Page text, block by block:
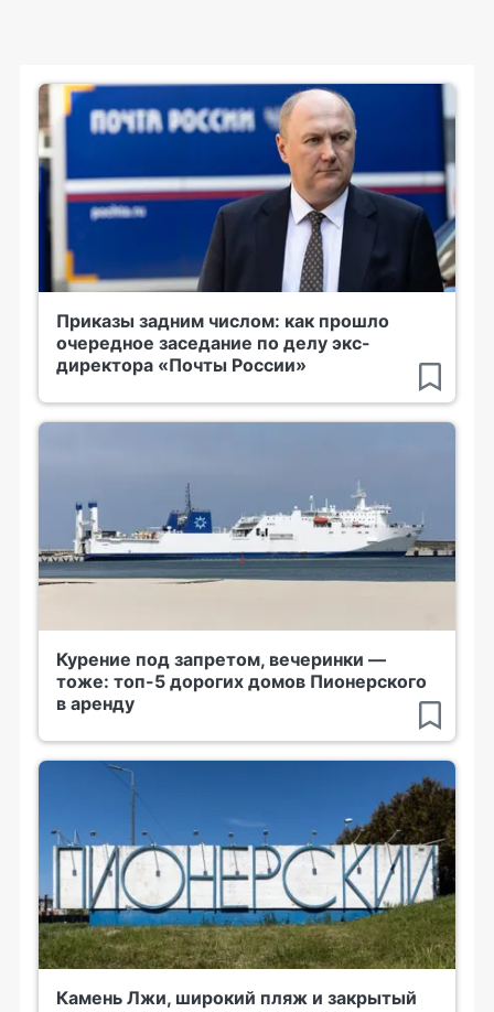
Приказы задним числом: как прошло
очередное заседание по делу экс-
директора «Почты России»
Курение под запретом, вечеринки —
тоже: топ-5 дорогих домов Пионерского
в аренду
Камень Лжи, широкий пляж и закрытый